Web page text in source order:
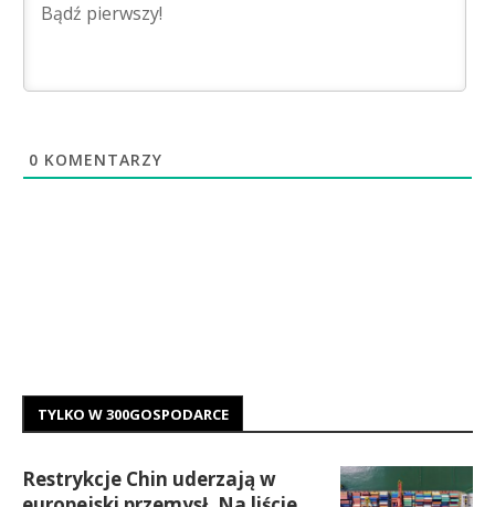
0 KOMENTARZY
TYLKO W 300GOSPODARCE
Restrykcje Chin uderzają w